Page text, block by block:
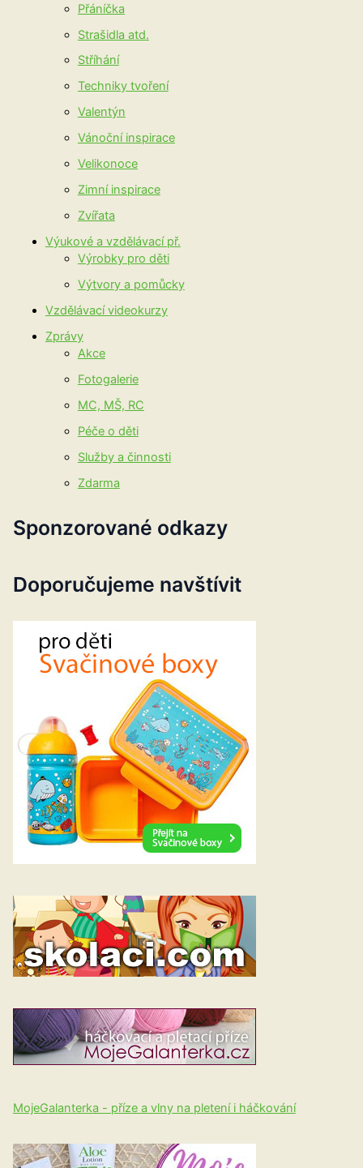
Přáníčka
Strašidla atd.
Stříhání
Techniky tvoření
Valentýn
Vánoční inspirace
Velikonoce
Zimní inspirace
Zvířata
Výukové a vzdělávací př.
Výrobky pro děti
Výtvory a pomůcky
Vzdělávací videokurzy
Zprávy
Akce
Fotogalerie
MC, MŠ, RC
Péče o děti
Služby a činnosti
Zdarma
Sponzorované odkazy
Doporučujeme navštívit
MojeGalanterka - příze a vlny na pletení i háčkování